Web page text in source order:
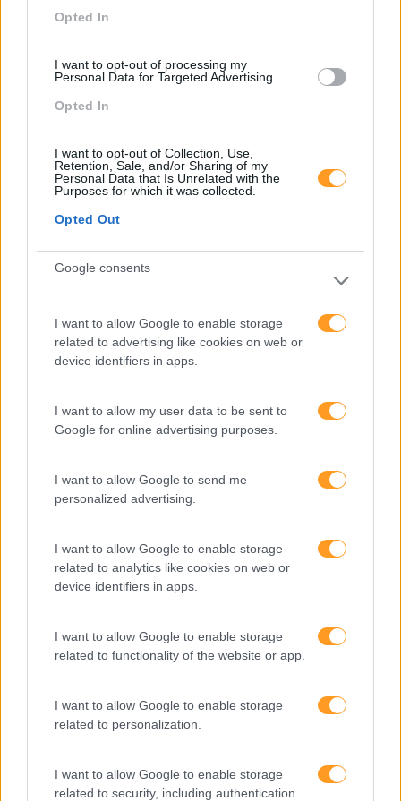
Opted In
I want to opt-out of processing my
Personal Data for Targeted Advertising.
Opted In
I want to opt-out of Collection, Use,
Retention, Sale, and/or Sharing of my
Personal Data that Is Unrelated with the
Purposes for which it was collected.
Opted Out
Google consents
I want to allow Google to enable storage
related to advertising like cookies on web or
device identifiers in apps.
I want to allow my user data to be sent to
Google for online advertising purposes.
I want to allow Google to send me
personalized advertising.
I want to allow Google to enable storage
related to analytics like cookies on web or
device identifiers in apps.
I want to allow Google to enable storage
related to functionality of the website or app.
I want to allow Google to enable storage
related to personalization.
I want to allow Google to enable storage
related to security, including authentication
SKOLAE Formação
no desenvolvimento de competências e soluções
de aprendizagem. Estamos em Portugal desde
Soluções
Formação
Digital Learning
Team Building
Coaching
Sobre nós
Quem somos
Equipa
Missão, Visão e Valores
Subscreva a nossa newsletter
E-books
Necessita de ajuda?